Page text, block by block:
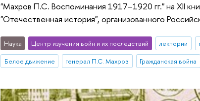
"Махров П.С. Воспоминания 1917–1920 гг." на XII
"Отечественная история", организованного
Наука Центр изучения войн и их последствий лектории
Белое движение
генерал П.С. Махров Гражданская война